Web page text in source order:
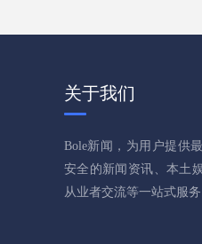
关于我们
Bole新闻，为用户提供
安全的新闻资讯、本土
从业者交流等一站式服务